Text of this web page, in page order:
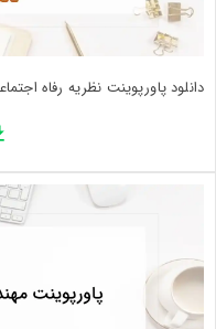
دانلود پاورپوینت نظریه رفاه